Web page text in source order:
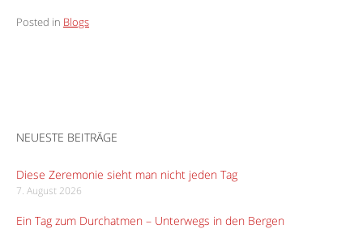
Posted in Blogs
NEUESTE BEITRÄGE
Diese Zeremonie sieht man nicht jeden Tag
7. August 2026
Ein Tag zum Durchatmen – Unterwegs in den Bergen